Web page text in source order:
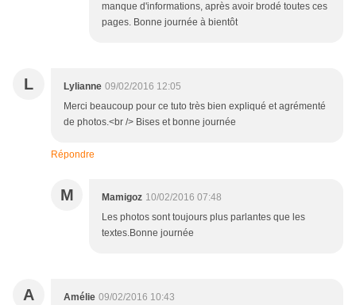
manque d'informations, après avoir brodé toutes ces
pages. Bonne journée à bientôt
L Lylianne 09/02/2016 12:05
Merci beaucoup pour ce tuto très bien expliqué et agrémenté
de photos.<br /> Bises et bonne journée
Répondre
M Mamigoz 10/02/2016 07:48
Les photos sont toujours plus parlantes que les
textes.Bonne journée
A Amélie 09/02/2016 10:43